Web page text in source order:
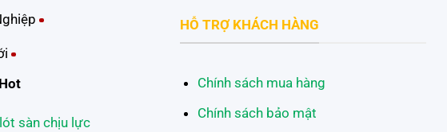
sàn chịu lực
HỖ TRỢ KHÁCH HÀNG
Chính sách mua hàng
Chính sách bảo mật